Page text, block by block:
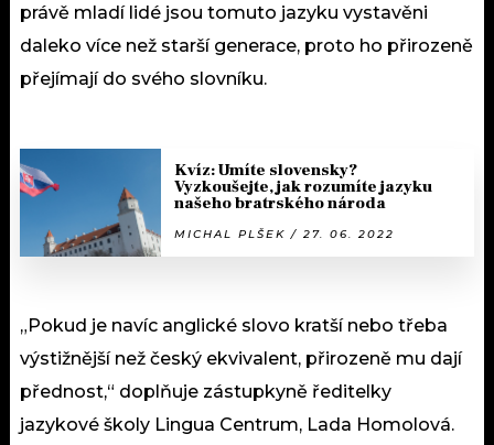
právě mladí lidé jsou tomuto jazyku vystavěni
daleko více než starší generace, proto ho přirozeně
přejímají do svého slovníku.
Kvíz: Umíte slovensky?
Vyzkoušejte, jak rozumíte jazyku
našeho bratrského národa
MICHAL PLŠEK / 27. 06. 2022
„Pokud je navíc anglické slovo kratší nebo třeba
výstižnější než český ekvivalent, přirozeně mu dají
přednost,“ doplňuje zástupkyně ředitelky
jazykové školy Lingua Centrum, Lada Homolová.